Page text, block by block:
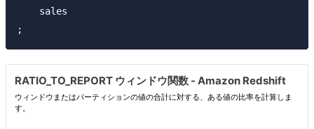
    sales